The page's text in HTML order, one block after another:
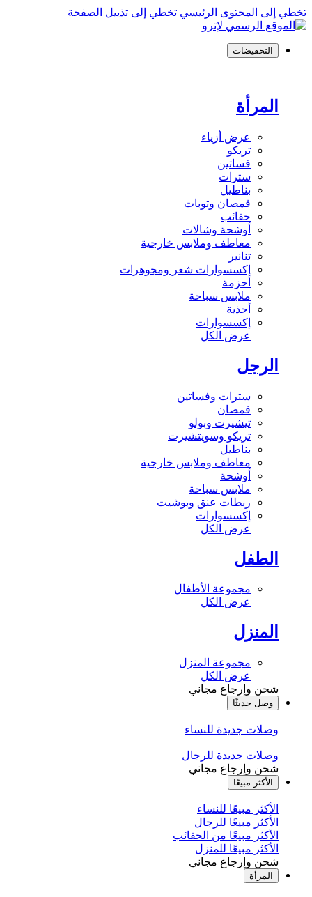
تخطي إلى المحتوى الرئيسي تخطي إلى تذييل الصفحة
التخفيضات
المرأة
عرض أزياء
تريكو
فساتين
سترات
بناطيل
قمصان وتوبات
حقائب
أوشحة وشالات
معاطف وملابس خارجية
تنانير
إكسسوارات شعر ومجوهرات
أحزمة
ملابس سباحة
أحذية
إكسسوارات
عرض الكل
الرجل
سترات وفساتين
قمصان
تيشيرت وبولو
تريكو وسويتشيرت
بناطيل
معاطف وملابس خارجية
أوشحة
ملابس سباحة
ربطات عنق وبوشيت
إكسسوارات
عرض الكل
الطفل
مجموعة الأطفال
عرض الكل
المنزل
مجموعة المنزل
عرض الكل
شحن وإرجاع مجاني
وصل حديثًا
وصلات جديدة للنساء
وصلات جديدة للرجال
شحن وإرجاع مجاني
الأكثر مبيعًا
الأكثر مبيعًا للنساء
الأكثر مبيعًا للرجال
الأكثر مبيعًا من الحقائب
الأكثر مبيعًا للمنزل
شحن وإرجاع مجاني
المرأة